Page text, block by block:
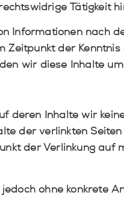
Tätigkeit
Informationen nach
der
wir diese Inhalte
deren Inhalte wir
der verlinkten
der Verlinkung
ohne konkrete